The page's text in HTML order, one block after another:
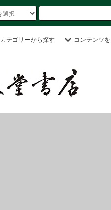
カテゴリーから探す コンテンツ